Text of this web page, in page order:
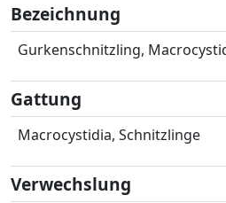
Bezeichnung
Gurkenschnitzling,
Gattung
Macrocystidia, Schnitzlinge
Verwechslung